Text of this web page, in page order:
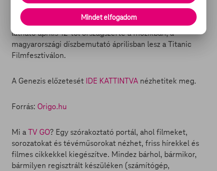
A Genezis világpremierje februárban volt a 68.
Berinialén. A film a HungariCom forgalmazásában lesz
látható április 12-től országszerte a mozikban, a
magyarországi díszbemutató áprilisban lesz a Titanic
Filmfesztiválon.
A Genezis előzetesét IDE KATTINTVA nézhetitek meg.
Forrás: Origo.hu
Mi aTV GO? Egy szórakoztató portál, ahol filmeket,
sorozatokat és tévéműsorokat nézhet, friss hírekkel és
filmes cikkekkel kiegészítve. Mindez bárhol, bármikor,
bármilyen regisztrált készüléken (számítógép,
Mindet elfogadom